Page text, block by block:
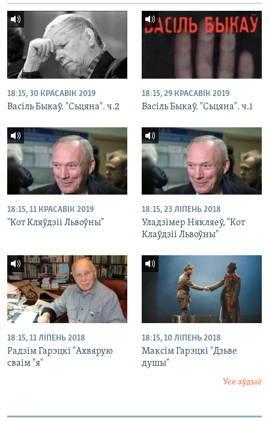
18:15, 30 КРАСАВІК 2019
Васіль Быкаў. "Сьцяна". ч.2
18:15, 29 КРАСАВІК 2019
Васіль Быкаў. "Сьцяна". ч.1
18:15, 11 КРАСАВІК 2019
"Кот Кляўдзіі Львоўны"
18:15, 23 ЛІПЕНЬ 2018
Уладзімер Някляеў, "Кот
Клаўдзіі Львоўны"
18:15, 11 ЛІПЕНЬ 2018
Радзім Гарэцкі "Ахвярую
сваім "я"
18:15, 10 ЛІПЕНЬ 2018
Максім Гарэцкі "Дзьве
душы"
Усе аўдыё